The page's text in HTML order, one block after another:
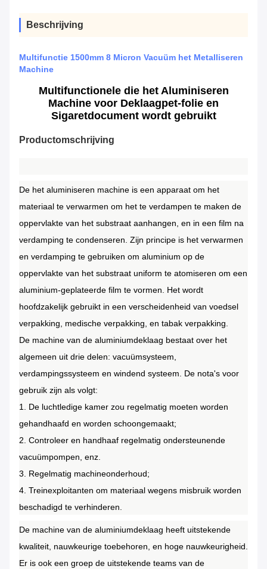
Beschrijving
Multifunctie 1500mm 8 Micron Vacuüm het Metalliseren
Machine
Multifunctionele die het Aluminiseren
Machine voor Deklaagpet-folie en
Sigaretdocument wordt gebruikt
Productomschrijving
De het aluminiseren machine is een apparaat om het
materiaal te verwarmen om het te verdampen te maken de
oppervlakte van het substraat aanhangen, en in een film na
verdamping te condenseren. Zijn principe is het verwarmen
en verdamping te gebruiken om aluminium op de
oppervlakte van het substraat uniform te atomiseren om een
aluminium-geplateerde film te vormen. Het wordt
hoofdzakelijk gebruikt in een verscheidenheid van voedsel
verpakking, medische verpakking, en tabak verpakking.
De machine van de aluminiumdeklaag bestaat over het
algemeen uit drie delen: vacuümsysteem,
verdampingssysteem en windend systeem. De nota's voor
gebruik zijn als volgt:
1. De luchtledige kamer zou regelmatig moeten worden
gehandhaafd en worden schoongemaakt;
2. Controleer en handhaaf regelmatig ondersteunende
vacuümpompen, enz.
3. Regelmatig machineonderhoud;
4. Treinexploitanten om materiaal wegens misbruik worden
beschadigd te verhinderen.
De machine van de aluminiumdeklaag heeft uitstekende
kwaliteit, nauwkeurige toebehoren, en hoge nauwkeurigheid.
Er is ook een groep de uitstekende teams van de